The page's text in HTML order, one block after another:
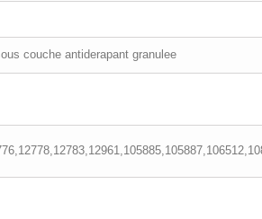
couche antiderapant granulee